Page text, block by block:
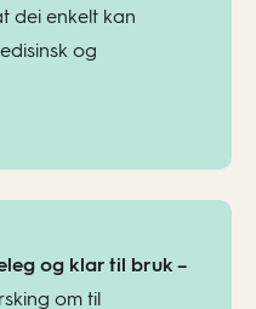
dei enkelt kan
og
og klar til bruk –
om til